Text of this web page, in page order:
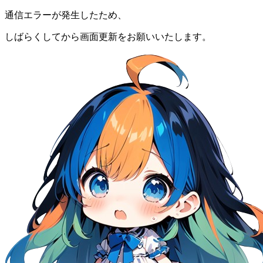
通信エラーが発生したため、
しばらくしてから画面更新をお願いいたします。